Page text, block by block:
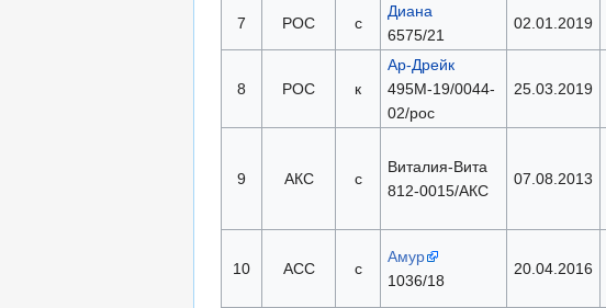
7 РОС с
Диана
6575/21
02.01.2019
8 РОС к
Ар-Дрейк
495М-19/0044-
02/рос
25.03.2019
9 АКС с
Виталия-Вита
812-0015/АКС
07.08.2013
10 АСС с
Амур
1036/18
20.04.2016